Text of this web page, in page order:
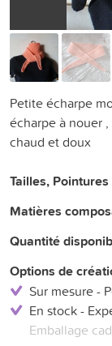
Petite écharpe
écharpe à nouer
chaud et doux
Tailles,
Matières
Quantité
Options de
Sur mesure -
En stock -
Emballage